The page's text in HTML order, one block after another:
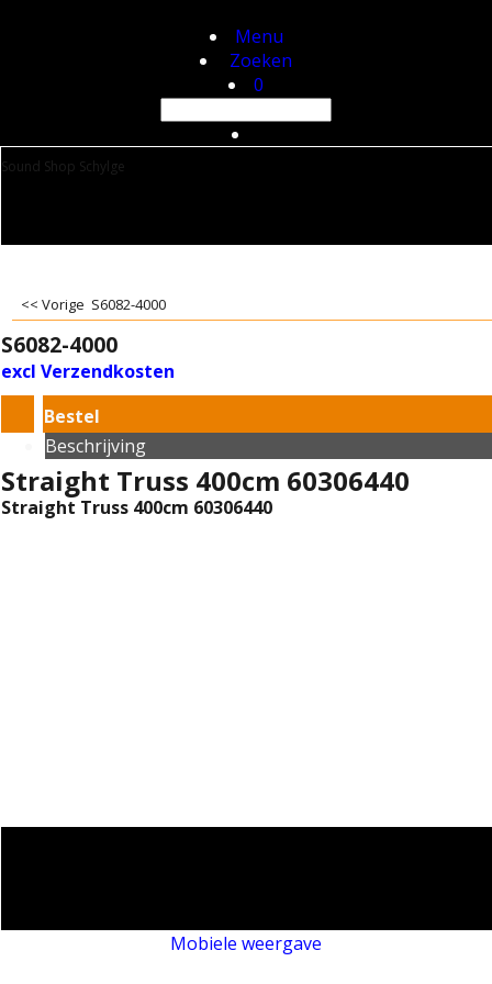
Menu
Zoeken
0
Sound Shop Schylge
<< Vorige S6082-4000
S6082-4000
excl Verzendkosten
Bestel
Beschrijving
Straight Truss 400cm 60306440
Straight Truss 400cm 60306440
Mobiele weergave